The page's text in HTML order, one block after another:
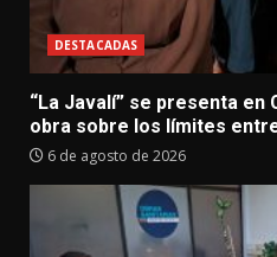
DESTACADAS
“La Javalí” se presenta en
obra sobre los límites
6 de agosto de 2026